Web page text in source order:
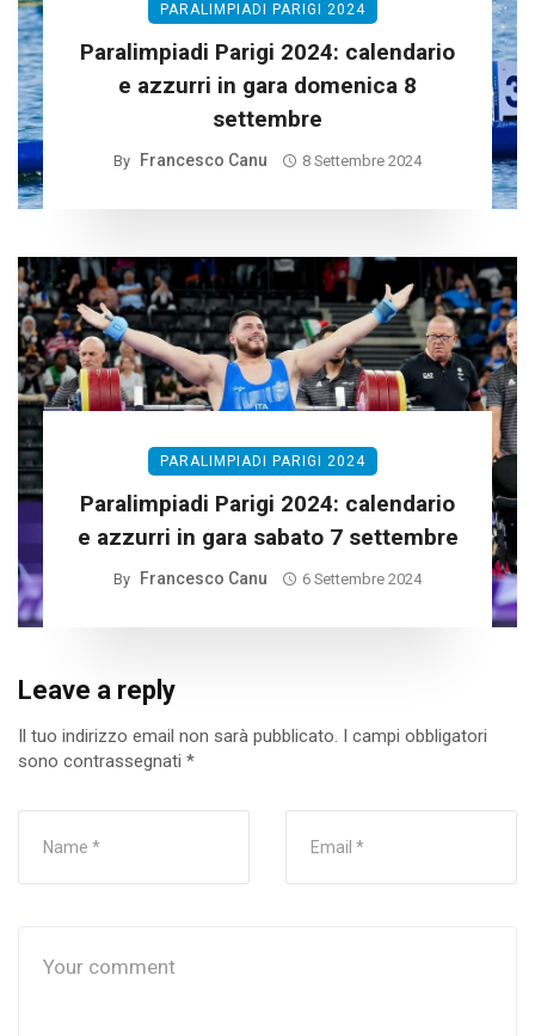
PARALIMPIADI PARIGI 2024
Paralimpiadi Parigi 2024: calendario
e azzurri in gara domenica 8
settembre
By Francesco Canu 8 Settembre 2024
PARALIMPIADI PARIGI 2024
Paralimpiadi Parigi 2024: calendario
e azzurri in gara sabato 7 settembre
By Francesco Canu 6 Settembre 2024
Leave a reply
Il tuo indirizzo email non sarà pubblicato. I campi obbligatori
sono contrassegnati *